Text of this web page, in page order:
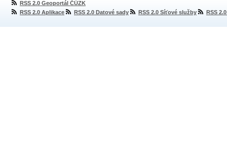
RSS 2.0 Geoportál ČÚZK
RSS 2.0 Aplikace
RSS 2.0 Datové sady RSS 2.0 Síťové služby RSS